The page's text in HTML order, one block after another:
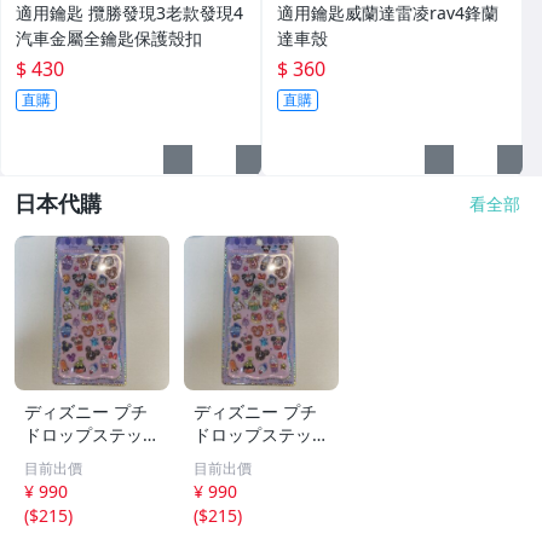
適用鑰匙 攬勝發現3老款發現4
汽車金屬全鑰匙保護殼扣
$ 430
直購
適用鑰匙威蘭達雷凌rav4鋒蘭
達車殼
$ 360
直購
日本代購 看全部
ディズニー プチ
ドロップステッカ
ー スイーツ カ
ップケーキ
目前出價
¥ 990
($215)
ディズニー プチ
ドロップステッカ
ー スイーツ カ
ップケーキ
目前出價
¥ 990
($215)